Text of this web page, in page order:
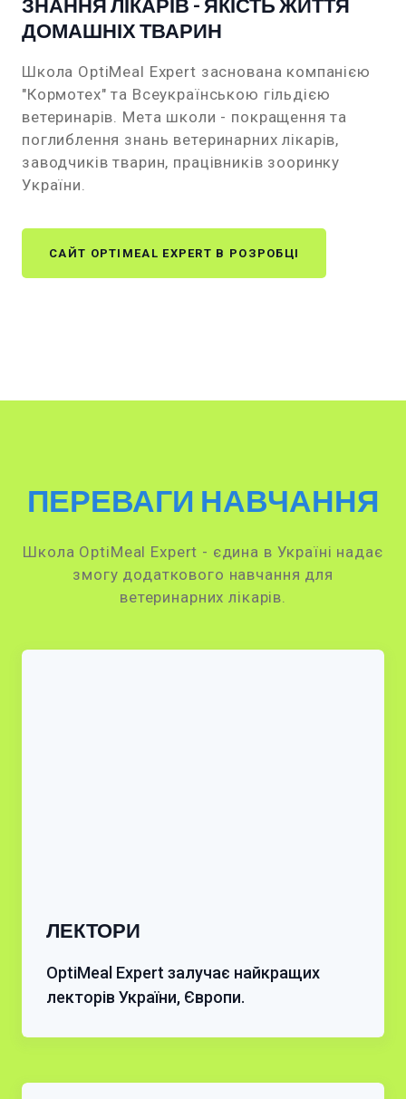
ДОМАШНІХ ТВАРИН
Школа OptiMeal Expert заснована компанією
"Кормотех" та Всеукраїнською гільдією
ветеринарів. Мета школи - покращення та
поглиблення знань ветеринарних лікарів,
заводчиків тварин, працівників зооринку
України.
САЙТ OPTIMEAL EXPERT В РОЗРОБЦІ
ПЕРЕВАГИ НАВЧАННЯ
Школа OptiMeal Expert - єдина в Україні надає
змогу додаткового навчання для
ветеринарних лікарів.
ЛЕКТОРИ
OptiMeal Expert залучає найкращих
лекторів України, Європи.